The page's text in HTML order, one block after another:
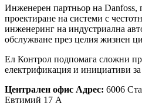
Инженерен партньор на Danfoss,
проектиране на системи с
инженеринг на индустриална
обслужване през целия жизнен
Ел Контрол подпомага сложни
електрификация и инициативи
Централен офис Адрес: 6006
Евтимий 17 А